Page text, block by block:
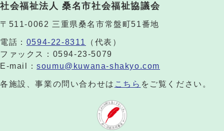
社会福祉法人 桑名市社会福祉協議会
〒511-0062 三重県桑名市常盤町51番地
電話： 0594-22-8311
（代表）
ファックス：0594-23-5079
E-mail：soumu@kuwana-shakyo.com
各施設、事業の問い合わせは こちら をご覧ください。